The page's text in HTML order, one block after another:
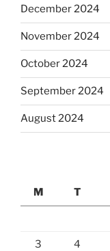
December 2024
November 2024
October 2024
September 2024
August 2024
M
T
3 4